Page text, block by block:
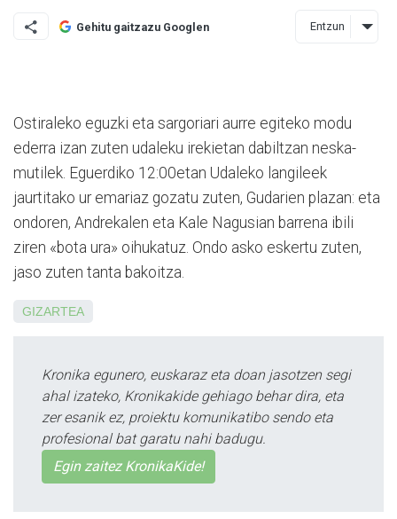
Gehitu gaitzazu Googlen Entzun
Ostiraleko eguzki eta sargoriari aurre egiteko modu
ederra izan zuten udaleku irekietan dabiltzan neska-
mutilek. Eguerdiko 12:00­etan Udaleko langileek
jaurtitako ur emariaz gozatu zuten, Gu­da­rien plazan: eta
ondoren, An­dre­kalen eta Kale Nagusian barrena ibili
ziren «bota ura» oihukatuz. Ondo asko eskertu zuten,
jaso zuten tanta bakoitza.
GIZARTEA
Kronika egunero, euskaraz eta doan jasotzen segi
ahal izateko, Kronikakide gehiago behar dira, eta
zer esanik ez, proiektu komunikatibo sendo eta
profesional bat garatu nahi badugu.
Egin zaitez KronikaKide!